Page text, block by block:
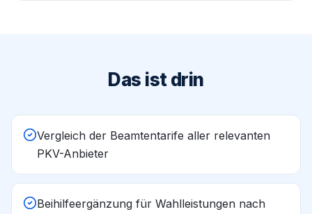
Das ist drin
Vergleich der Beamtentarife aller relevanten
PKV-Anbieter
Beihilfeergänzung für Wahlleistungen nach